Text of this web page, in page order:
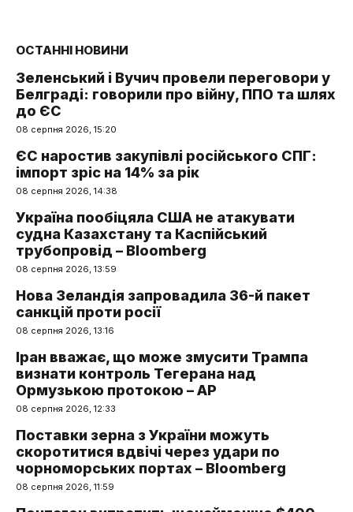
ОСТАННІ НОВИНИ
Зеленський і Вучич провели переговори у
Белграді: говорили про війну, ППО та шлях
до ЄС
08 серпня 2026, 15:20
ЄС наростив закупівлі російського СПГ:
імпорт зріс на 14% за рік
08 серпня 2026, 14:38
Україна пообіцяла США не атакувати
судна Казахстану та Каспійський
трубопровід – Bloomberg
08 серпня 2026, 13:59
Нова Зеландія запровадила 36-й пакет
санкцій проти росії
08 серпня 2026, 13:16
Іран вважає, що може змусити Трампа
визнати контроль Тегерана над
Ормузькою протокою – AP
08 серпня 2026, 12:33
Поставки зерна з України можуть
скоротитися вдвічі через удари по
чорноморських портах – Bloomberg
08 серпня 2026, 11:59